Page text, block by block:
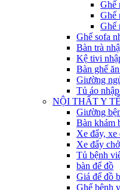
Ghế
Ghế
Ghế
Ghế sofa
Bàn trà
Kệ tivi
Bàn ghế
Giường
Tủ áo
NỘI THẤT Y TẾ
Giường
Bàn khám
Xe đẩy, xe
Xe đẩy
Tủ bệnh
bàn để đồ
Giá để đồ
Ghế bệnh